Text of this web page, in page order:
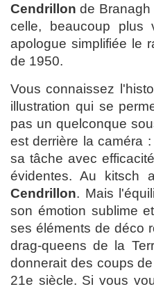
Cendrillon de Branagh
celle, beaucoup plus
apologue simplifiée le
de 1950.
Vous connaissez
illustration qui se
pas un quelconque
est derrière la caméra
sa tâche avec
évidentes. Au kitsch
Cendrillon. Mais
son émotion sublime
ses éléments de déco
drag-queens de la
donnerait des coups
21e siècle. Si vous